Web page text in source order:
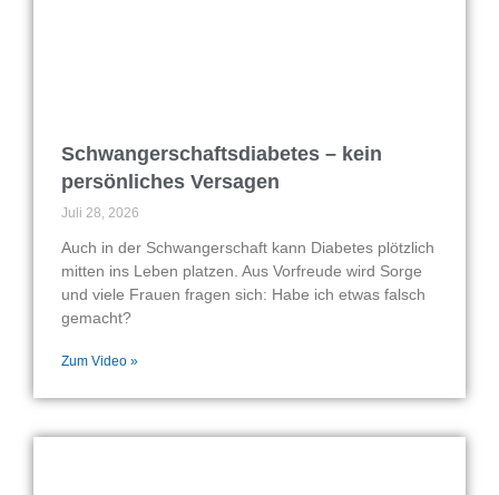
Schwangerschaftsdiabetes – kein
persönliches Versagen
Juli 28, 2026
Auch in der Schwangerschaft kann Diabetes plötzlich
mitten ins Leben platzen. Aus Vorfreude wird Sorge
und viele Frauen fragen sich: Habe ich etwas falsch
gemacht?
Zum Video »